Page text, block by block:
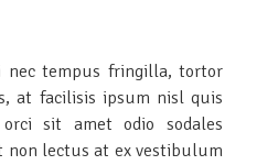
nec tempus fringilla, tortor
at facilisis ipsum nisl quis
sit amet odio sodales
non lectus at ex vestibulum